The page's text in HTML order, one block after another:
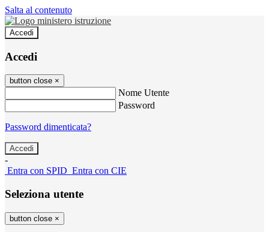
Salta al contenuto
Accedi
Accedi
button close ×
Nome Utente
Password
Password dimenticata?
-
Entra con SPID Entra con CIE
Seleziona utente
button close ×